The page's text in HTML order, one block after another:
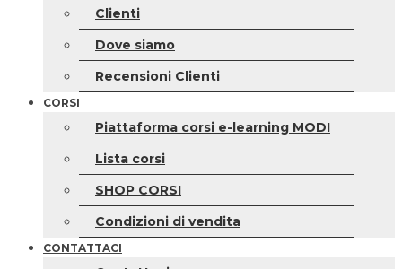
Clienti
Dove siamo
Recensioni Clienti
CORSI
Piattaforma corsi e-learning MODI
Lista corsi
SHOP CORSI
Condizioni di vendita
CONTATTACI